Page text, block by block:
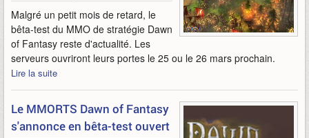
Malgré un petit mois de retard, le
bêta-test du MMO de stratégie Dawn
of Fantasy reste d'actualité. Les
serveurs ouvriront leurs portes le 25 ou le 26 mars prochain.
Lire la suite
Le MMORTS Dawn of Fantasy
s'annonce en bêta-test ouvert